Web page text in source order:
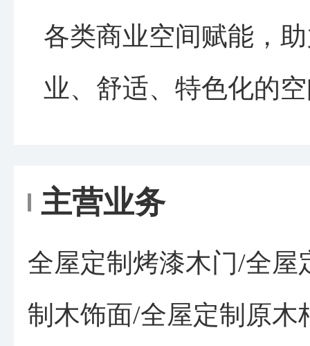
各类商业空间赋能，
业、舒适、特色化的
主营业务
全屋定制烤漆木门/全屋
制木饰面/全屋定制原木